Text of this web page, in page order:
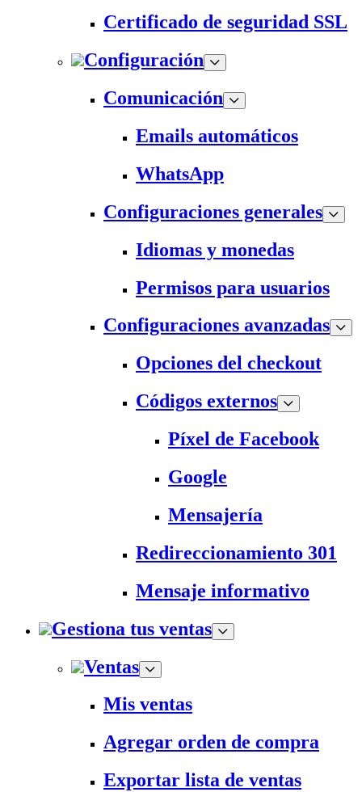
Certificado de seguridad SSL
Configuración
Comunicación
Emails automáticos
WhatsApp
Configuraciones generales
Idiomas y monedas
Permisos para usuarios
Configuraciones avanzadas
Opciones del checkout
Códigos externos
Píxel de Facebook
Google
Mensajería
Redireccionamiento 301
Mensaje informativo
Gestiona tus ventas
Ventas
Mis ventas
Agregar orden de compra
Exportar lista de ventas